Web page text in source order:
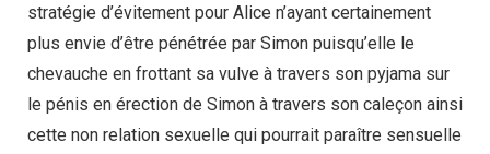
stratégie d’évitement pour Alice n’ayant certainement
plus envie d’être pénétrée par Simon puisqu’elle le
chevauche en frottant sa vulve à travers son pyjama sur
le pénis en érection de Simon à travers son caleçon ainsi
cette non relation sexuelle qui pourrait paraître sensuelle